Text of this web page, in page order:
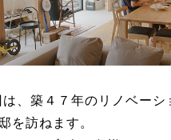
は、築４７年のリノベー
を訪ねます。